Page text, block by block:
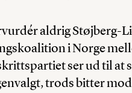
aldrig Støjberg-
i Norge
ser ud til at
trods bitter